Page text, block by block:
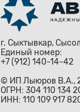
г. Сыктывкар,
Единый номер:
+7 (912) 140-14-42
© ИП Лыюров В.А.,
ОГРН: 304 110 134
ИНН: 110 109 917